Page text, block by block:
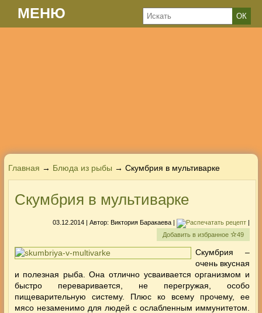
МЕНЮ
Главная → Блюда из рыбы → Скумбрия в мультиварке
Скумбрия в мультиварке
03.12.2014 | Автор: Виктория Баракаева|
|
Добавить в избранное
49
Скумбрия –
очень вкусная
и полезная рыба. Она отлично усваивается организмом и
быстро переваривается, не перегружая, особо
пищеварительную систему. Плюс ко всему прочему, ее
мясо незаменимо для людей с ослабленным иммунитетом.